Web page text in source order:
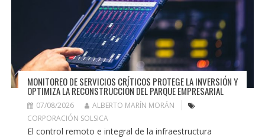
MONITOREO DE SERVICIOS CRÍTICOS PROTEGE LA INVERSIÓN Y
OPTIMIZA LA RECONSTRUCCIÓN DEL PARQUE EMPRESARIAL
07/08/2026
ALBERTO MARÍN MORÁN
CORPORACIÓN SOLSICA
El control remoto e integral de la infraestructura